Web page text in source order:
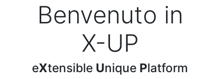
Benvenuto in
X-UP
eXtensible Unique Platform